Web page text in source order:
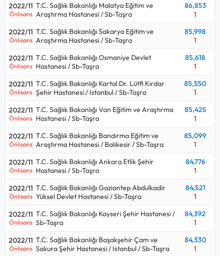
2022/11
Önlisans
T.C. Sağlık Bakanlığı Malatya Eğitim ve
Araştırma Hastanesi / Sb-Taşra
86,853
1
2022/11
Önlisans
T.C. Sağlık Bakanlığı Sakarya Eğitim ve
Araştırma Hastanesi / Sb-Taşra
85,998
1
2022/11
Önlisans
T.C. Sağlık Bakanlığı Osmaniye Devlet
Hastanesi / Sb-Taşra
85,618
1
2022/11
Önlisans
T.C. Sağlık Bakanlığı Kartal Dr. Lütfi Kırdar
Şehir Hastanesi / Istanbul / Sb-Taşra
85,550
1
2022/11
Önlisans
T.C. Sağlık Bakanlığı Van Eğitim ve Araştırma
Hastanesi / Sb-Taşra
85,425
1
2022/11
Önlisans
T.C. Sağlık Bakanlığı Bandırma Eğitim ve
Araştırma Hastanesi / Balıkesir / Sb-Taşra
85,099
1
2022/11
Önlisans
T.C. Sağlık Bakanlığı Ankara Etlik Şehir
Hastanesi / Sb-Taşra
84,776
1
2022/11
Önlisans
T.C. Sağlık Bakanlığı Gaziantep Abdulkadir
Yüksel Devlet Hastanesi / Sb-Taşra
84,521
1
2022/11
Önlisans
T.C. Sağlık Bakanlığı Kayseri Şehir Hastanesi /
Sb-Taşra
84,392
1
2022/11
Önlisans
T.C. Sağlık Bakanlığı Başakşehir Çam ve
Sakura Şehir Hastanesi / Istanbul / Sb-Taşra
84,330
1